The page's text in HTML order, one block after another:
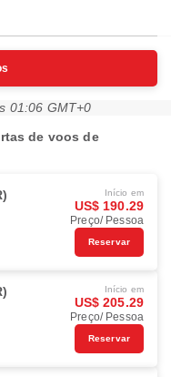
01:06 GMT+0
de voos de
Início em
US$ 190.29
Preço/ Pessoa
Reservar
Início em
US$ 205.29
Preço/ Pessoa
Reservar